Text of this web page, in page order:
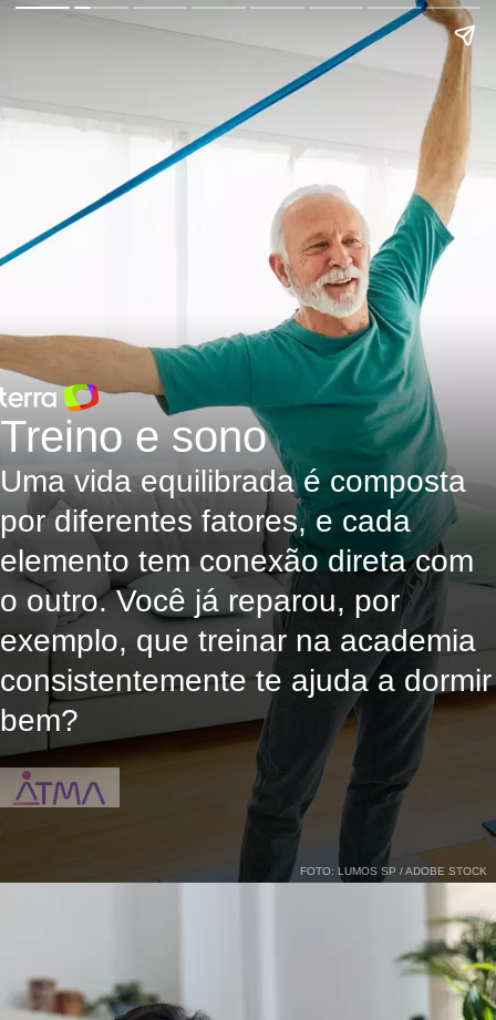
Treino e sono
Uma vida equilibrada é composta
por diferentes fatores, e cada
elemento tem conexão direta com
o outro. Você já reparou, por
exemplo, que treinar na academia
consistentemente te ajuda a dormir
bem?
FOTO: LUMOS SP / ADOBE STOCK